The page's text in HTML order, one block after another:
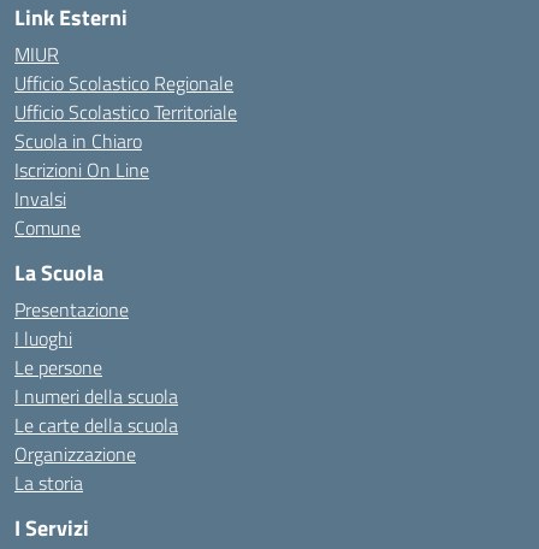
Link Esterni
MIUR
Ufficio Scolastico Regionale
Ufficio Scolastico Territoriale
Scuola in Chiaro
Iscrizioni On Line
Invalsi
Comune
La Scuola
Presentazione
I luoghi
Le persone
I numeri della scuola
Le carte della scuola
Organizzazione
La storia
I Servizi